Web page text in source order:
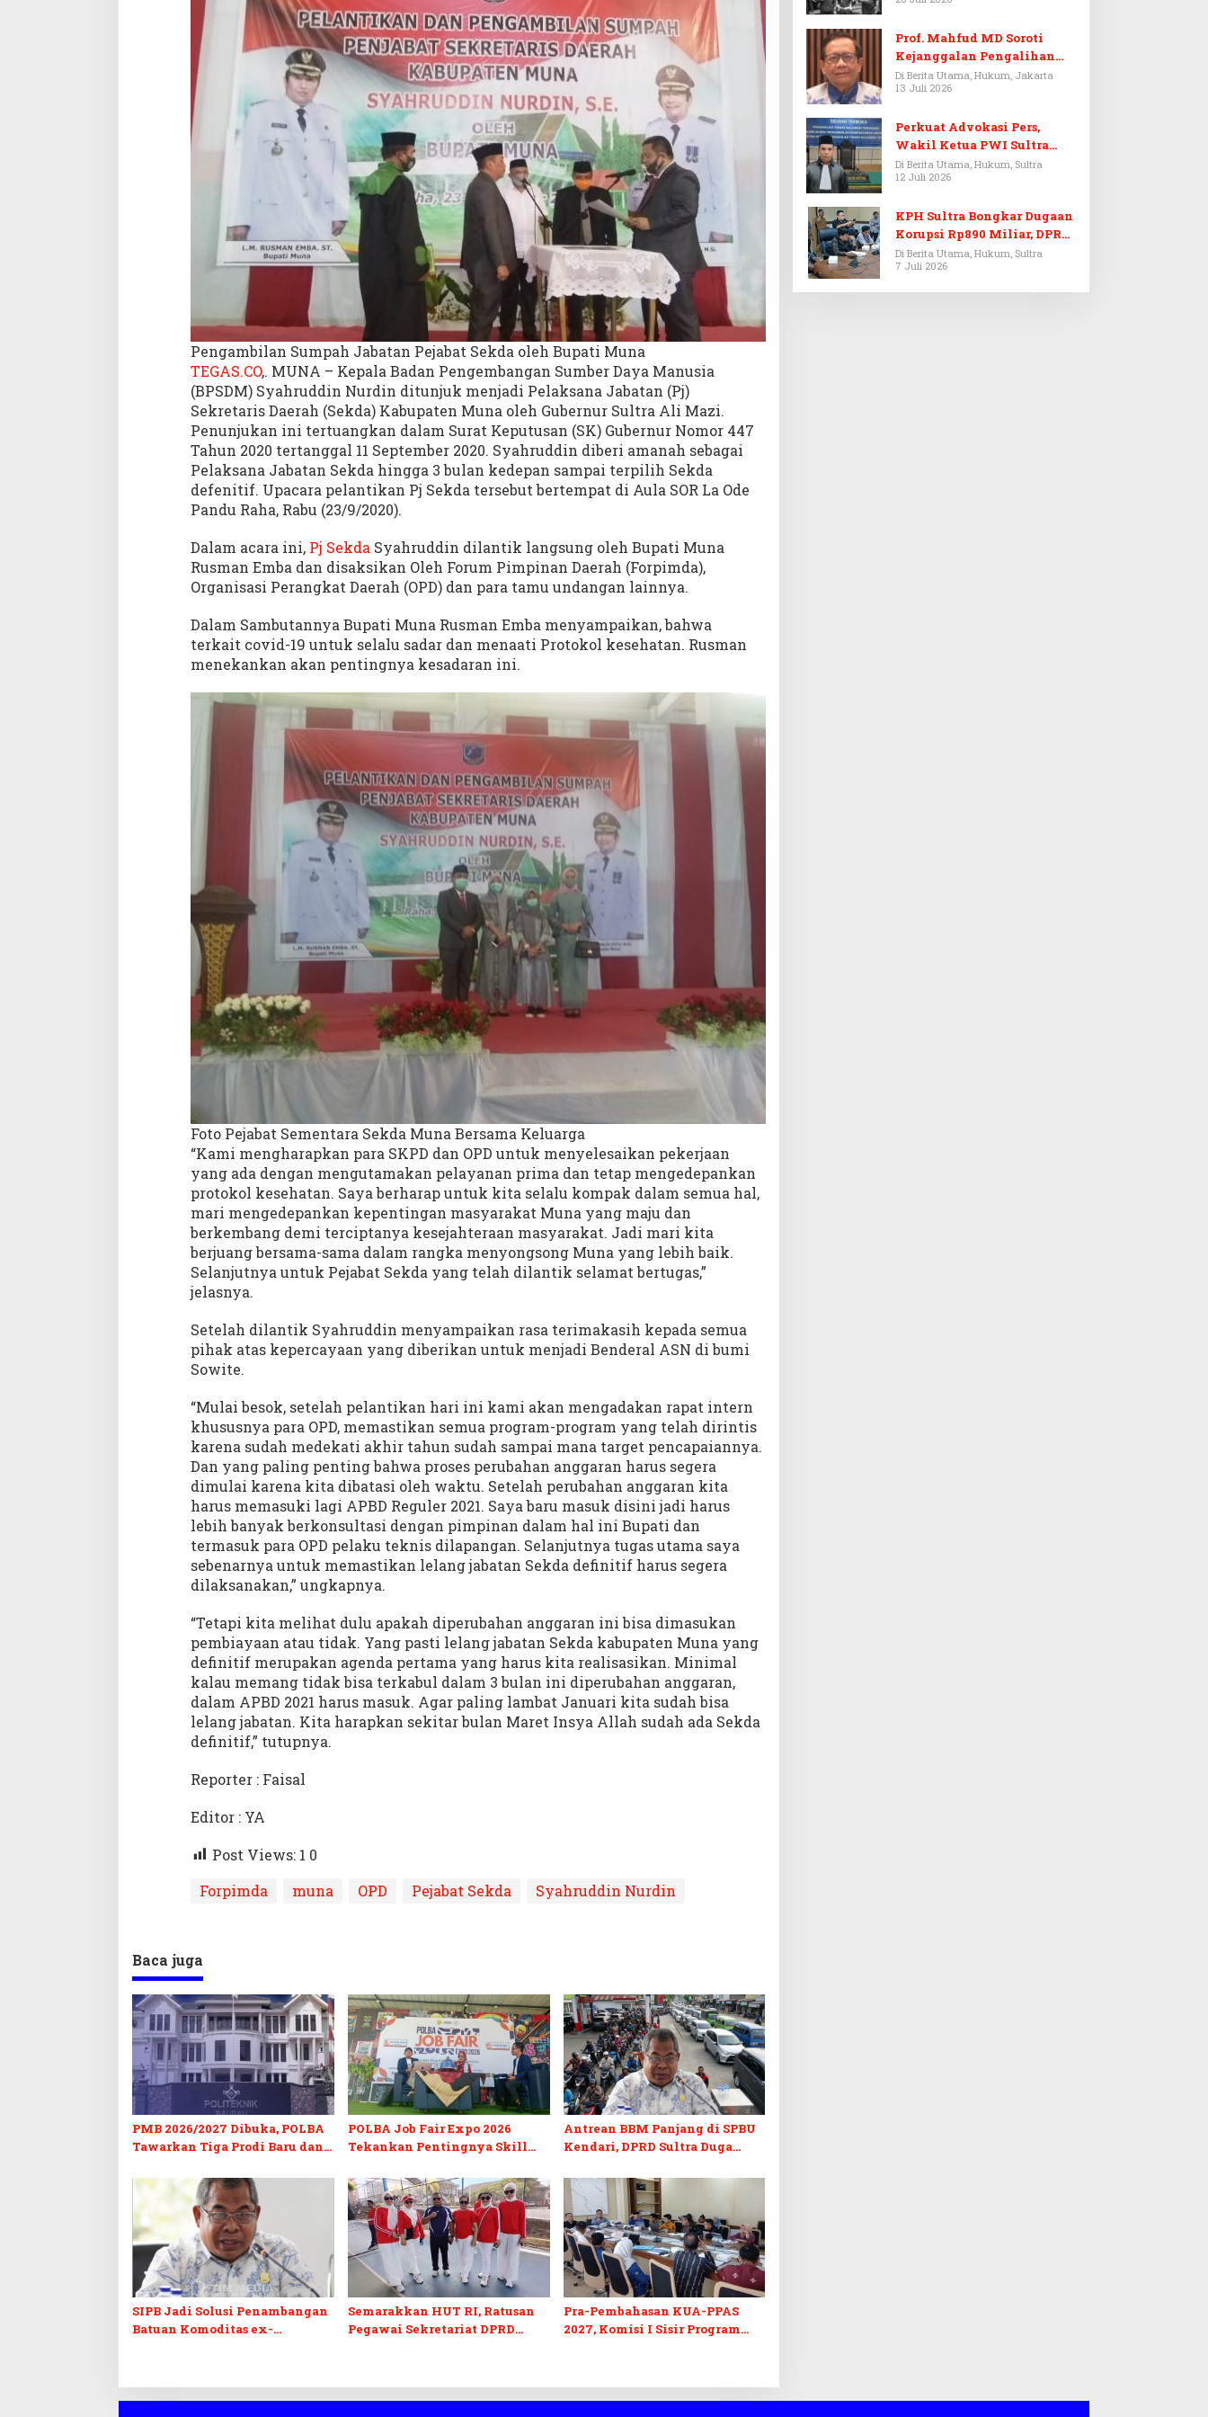
i
P
e
b
a
t
S
d
K
a
t
e
n
M
u
n
a
Pengambilan Sumpah Jabatan Pejabat Sekda oleh Bupati Muna
TEGAS.CO,. MUNA – Kepala Badan Pengembangan Sumber Daya Manusia
(BPSDM) Syahruddin Nurdin ditunjuk menjadi Pelaksana Jabatan (Pj)
Sekretaris Daerah (Sekda) Kabupaten Muna oleh Gubernur Sultra Ali Mazi.
Penunjukan ini tertuangkan dalam Surat Keputusan (SK) Gubernur Nomor 447
Tahun 2020 tertanggal 11 September 2020. Syahruddin diberi amanah sebagai
Pelaksana Jabatan Sekda hingga 3 bulan kedepan sampai terpilih Sekda
defenitif. Upacara pelantikan Pj Sekda tersebut bertempat di Aula SOR La Ode
Pandu Raha, Rabu (23/9/2020).
Dalam acara ini, Pj Sekda Syahruddin dilantik langsung oleh Bupati Muna
Rusman Emba dan disaksikan Oleh Forum Pimpinan Daerah (Forpimda),
Organisasi Perangkat Daerah (OPD) dan para tamu undangan lainnya.
Dalam Sambutannya Bupati Muna Rusman Emba menyampaikan, bahwa
terkait covid-19 untuk selalu sadar dan menaati Protokol kesehatan. Rusman
menekankan akan pentingnya kesadaran ini.
Foto Pejabat Sementara Sekda Muna Bersama Keluarga
“Kami mengharapkan para SKPD dan OPD untuk menyelesaikan pekerjaan
yang ada dengan mengutamakan pelayanan prima dan tetap mengedepankan
protokol kesehatan. Saya berharap untuk kita selalu kompak dalam semua hal,
mari mengedepankan kepentingan masyarakat Muna yang maju dan
berkembang demi terciptanya kesejahteraan masyarakat. Jadi mari kita
berjuang bersama-sama dalam rangka menyongsong Muna yang lebih baik.
Selanjutnya untuk Pejabat Sekda yang telah dilantik selamat bertugas,”
jelasnya.
Setelah dilantik Syahruddin menyampaikan rasa terimakasih kepada semua
pihak atas kepercayaan yang diberikan untuk menjadi Benderal ASN di bumi
Sowite.
“Mulai besok, setelah pelantikan hari ini kami akan mengadakan rapat intern
khususnya para OPD, memastikan semua program-program yang telah dirintis
karena sudah medekati akhir tahun sudah sampai mana target pencapaiannya.
Dan yang paling penting bahwa proses perubahan anggaran harus segera
dimulai karena kita dibatasi oleh waktu. Setelah perubahan anggaran kita
harus memasuki lagi APBD Reguler 2021. Saya baru masuk disini jadi harus
lebih banyak berkonsultasi dengan pimpinan dalam hal ini Bupati dan
termasuk para OPD pelaku teknis dilapangan. Selanjutnya tugas utama saya
sebenarnya untuk memastikan lelang jabatan Sekda definitif harus segera
dilaksanakan,” ungkapnya.
“Tetapi kita melihat dulu apakah diperubahan anggaran ini bisa dimasukan
pembiayaan atau tidak. Yang pasti lelang jabatan Sekda kabupaten Muna yang
definitif merupakan agenda pertama yang harus kita realisasikan. Minimal
kalau memang tidak bisa terkabul dalam 3 bulan ini diperubahan anggaran,
dalam APBD 2021 harus masuk. Agar paling lambat Januari kita sudah bisa
lelang jabatan. Kita harapkan sekitar bulan Maret Insya Allah sudah ada Sekda
definitif,” tutupnya.
Reporter : Faisal
Editor : YA
Post Views: 1 0
Forpimda
muna OPD Pejabat Sekda Syahruddin Nurdin
Baca juga
PMB 2026/2027 Dibuka, POLBA
Tawarkan Tiga Prodi Baru dan
POLBA Job Fair Expo 2026
Tekankan Pentingnya Skill
Antrean BBM Panjang di SPBU
Kendari, DPRD Sultra Duga
SIPB Jadi Solusi Penambangan
Batuan Komoditas ex-
Semarakkan HUT RI, Ratusan
Pegawai Sekretariat DPRD
Pra-Pembahasan KUA-PPAS
2027, Komisi I Sisir Program
Prof. Mahfud MD Soroti
Kejanggalan Pengalihan
Penyelidikan Tersangka
Febrie Adriansyah
Di Berita Utama, Hukum, Jakarta
13 Juli 2026
Perkuat Advokasi Pers,
Wakil Ketua PWI Sultra
Resmi Dilantik Menjadi
Advokat PERADI
Di Berita Utama, Hukum, Sultra
12 Juli 2026
KPH Sultra Bongkar Dugaan
Korupsi Rp890 Miliar, DPRD
Sultra Gelar RDP
Di Berita Utama, Hukum, Sultra
7 Juli 2026